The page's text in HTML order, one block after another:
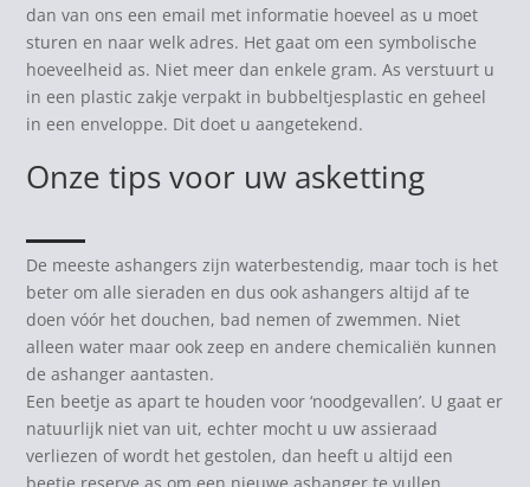
dan van ons een email met informatie hoeveel as u moet
sturen en naar welk adres. Het gaat om een symbolische
hoeveelheid as. Niet meer dan enkele gram. As verstuurt u
in een plastic zakje verpakt in bubbeltjesplastic en geheel
in een enveloppe. Dit doet u aangetekend.
Onze tips voor uw asketting
De meeste ashangers zijn waterbestendig, maar toch is het
beter om alle sieraden en dus ook ashangers altijd af te
doen vóór het douchen, bad nemen of zwemmen. Niet
alleen water maar ook zeep en andere chemicaliën kunnen
de ashanger aantasten.
Een beetje as apart te houden voor ‘noodgevallen’. U gaat er
natuurlijk niet van uit, echter mocht u uw assieraad
verliezen of wordt het gestolen, dan heeft u altijd een
beetje reserve as om een nieuwe ashanger te vullen.